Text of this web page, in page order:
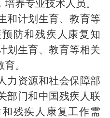
养专业技术人员。
和计划生育、教育等
防和残疾人康复知
划生育、教育等相关
。
资源和社会保障部
部门和中国残疾人联
残疾人康复工作需